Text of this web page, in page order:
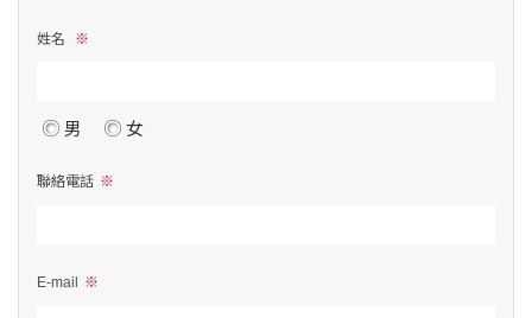
姓名
男 女
聯絡電話
E-mail